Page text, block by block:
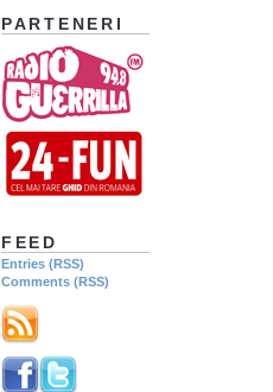
PARTENERI
FEED
Entries (RSS)
Comments (RSS)